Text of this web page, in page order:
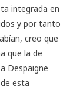
integrada en
y por tanto
creo que
que la de
Despaigne
esta